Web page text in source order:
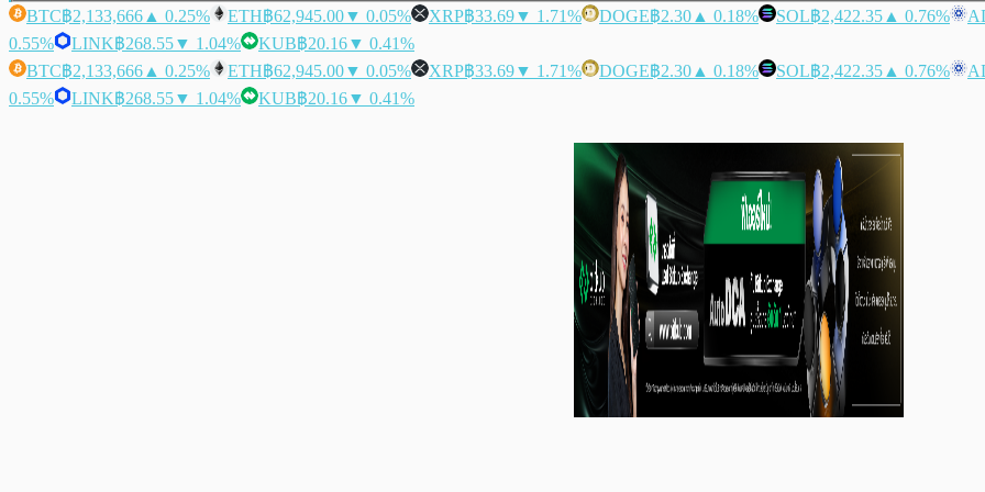
BTC฿2,133,666 ▲ 0.25% ETH฿62,945.00▼ 0.05% XRP฿33.69▼ 1.71% DOGE฿2.30 ▲ 0.18% SOL฿2,422.35 ▲ 0.76%
0.55%
LINK฿268.55▼ 1.04% KUB฿20.16▼ 0.41%
BTC฿2,133,666 ▲ 0.25% ETH฿62,945.00▼ 0.05% XRP฿33.69▼ 1.71% DOGE฿2.30 ▲ 0.18% SOL฿2,422.35 ▲ 0.76%
0.55%
LINK฿268.55▼ 1.04% KUB฿20.16▼ 0.41%